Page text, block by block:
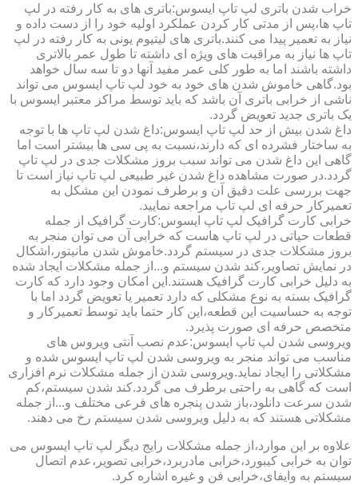
خراب شدن باتری لپ تاپ ایسوس:باتری های به کار رفته در لپ
تاپ ها،پس از مدتی کار کردن عملکرد اولیه خود را از دست داده و
نیاز به تعمیر پیدا می کنند.باتری های لیتیوم یونی به کار رفته در لپ
تاپ ها نیاز به مراقبت های ویژه ای داشته تا طول عمر بالاتری
داشته باشند اما به طور کلی عمر مفید آنها دو تا سه سال خواهد
بود.گاهی خاموش شدن های خود به خود لپ تاپ ایسوس می تواند
ناشی از خرابی باتری آن باشد که باید توسط مراکز معتبر ایسوس با
یک باتری جدید تعویض گردد.
داغ شدن بیش از حد لپ تاپ ایسوس:داغ شدن لپ تاپ ها با توجه
به ساختار فشرده ای که دارند،نسبت به پی سی ها بیشتر است اما
گاهی این داغ شدن می تواند سبب بروز مشکلات جدی در لپ تاپ
گردد.در صورت مشاهده داغ شدن غیر طبیعی لپ تاپ نیاز است تا
جهت بررسی علت دقیق آن و برطرف نمودن این مشکل به
تعمیرکار حرفه ای لپ تاپ مراجعه نمایید.
خرابی کارت گرافیک لپ تاپ ایسوس:کارت گرافیک از جمله
قطعات حیاتی در لپ تاپ هاست که خرابی آن می توان منجر به
بروز مشکلات جدی در سیستم گردد.خاموش شدن مانیتور،اشکال
در نمایش تصاویر،کند شدن سیستم و...از جمله مشکلات ایجاد شده
به دلیل خرابی کارت گرافیک هستند.این امکان وجود دارد که کارت
گرافیک بسته به نوع مشکلی که دارد تعمیر یا تعویض گردد اما با
توجه به حساسیت این قطعه،این کار حتما باید توسط تعمیرکار و
متخصص حرفه ای صورت پذیرد.
ویروسی شدن لپ تاپ ایسوس:عدم نصب آنتی ویروس های
مناسب می تواند منجر به ویروسی شدن لپ تاپ ایسوس شده و
مشکلاتی را ایجاد نماید.ویروسی شدن از جمله مشکلات نرم افزاری
است که گاهی به راحتی برطرف می گردد.کند شدن سیستم،کم
شدن سرعت دانلود،باز شدن پنجره های فرعی مختلف و...از جمله
مشکلاتی هستند که به دلیل ویروسی شدن سیستم رخ می دهند.
علاوه بر این موارد،از جمله مشکلات رایج دیگر لپ تاپ ایسوس می
توان به خرابی کیبورد،خرابی مادربرد،خرابی تصویر،عدم اتصال
سیستم به وایفای،خرابی فن و غیره اشاره کرد.